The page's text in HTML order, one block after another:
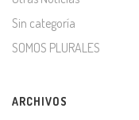
Sin categoría
SOMOS PLURALES
ARCHIVOS